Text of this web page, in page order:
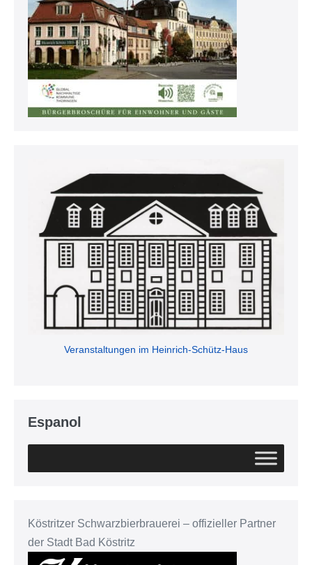
Veranstaltungen im Heinrich-Schütz-Haus
Espanol
Köstritzer Schwarzbierbrauerei – offizieller Partner
der Stadt Bad Köstritz